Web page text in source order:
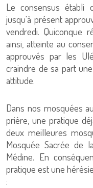
Le consensus établi
jusqu'à présent
vendredi. Quiconque
ainsi, atteinte au
approuvés par les
craindre de sa part
attitude.
Dans nos mosquées
prière, une pratique
deux meilleures
Mosquée Sacrée de
Médine. En
pratique est une
: